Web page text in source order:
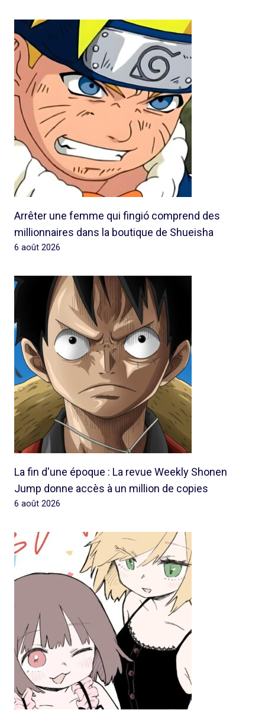
Arrêter une femme qui fingió comprend des
millionnaires dans la boutique de Shueisha
6 août 2026
La fin d'une époque : La revue Weekly Shonen
Jump donne accès à un million de copies
6 août 2026